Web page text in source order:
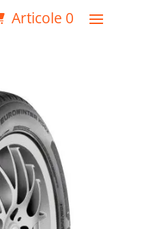
Articole 0